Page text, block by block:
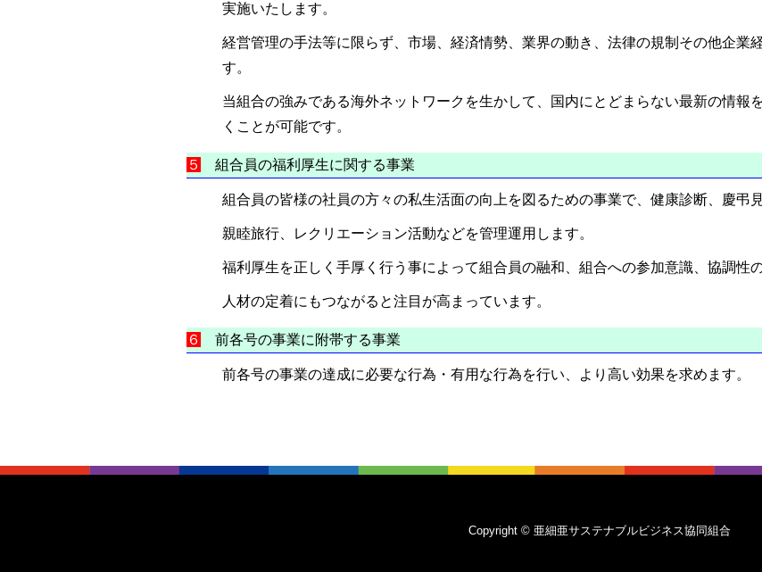
実施いたします。
経営管理の手法等に限らず、市場、経済情勢、業界の動き、法律の規制その他企業
す。
当組合の強みである海外ネットワークを生かして、国内にとどまらない最新の情報
くことが可能です。
５ 組合員の福利厚生に関する事業
組合員の皆様の社員の方々の私生活面の向上を図るための事業で、健康診断、慶弔
親睦旅行、レクリエーション活動などを管理運用します。
福利厚生を正しく手厚く行う事によって組合員の融和、組合への参加意識、協調性
人材の定着にもつながると注目が高まっています。
６ 前各号の事業に附帯する事業
前各号の事業の達成に必要な行為・有用な行為を行い、より高い効果を求めます。
Copyright © 亜細亜サステナブルビジネス協同組合